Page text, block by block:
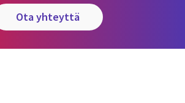
ota yhteyttä